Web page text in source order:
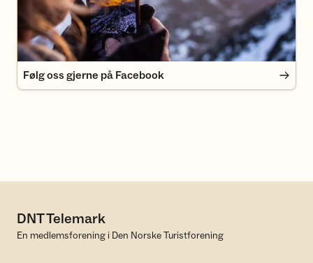
Følg oss gjerne på Facebook
DNT Telemark
En medlemsforening i Den Norske Turistforening